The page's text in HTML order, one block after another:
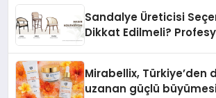
Sandalye Üreticisi
Dikkat Edilmeli?
Mirabellix, Türkiye’den
uzanan güçlü